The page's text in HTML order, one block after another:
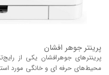
پرینتر جوهر افشان
پرینتر‌های جوهرافشان یکی از
محیط‌های حرفه ای و خانگی مورد